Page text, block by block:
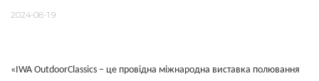
2024-08-19
«IWA OutdoorClassics – це провідна міжнародна виставка полювання